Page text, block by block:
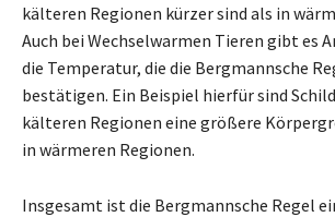
kälteren Regionen kürzer sind als in
Auch bei Wechselwarmen Tieren gibt es
die Temperatur, die die Bergmannsche
bestätigen. Ein Beispiel hierfür sind
kälteren Regionen eine größere
in wärmeren Regionen.
Insgesamt ist die Bergmannsche Regel